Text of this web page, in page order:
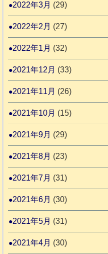
2022年3月 (29)
2022年2月 (27)
2022年1月 (32)
2021年12月 (33)
2021年11月 (26)
2021年10月 (15)
2021年9月 (29)
2021年8月 (23)
2021年7月 (31)
2021年6月 (30)
2021年5月 (31)
2021年4月 (30)